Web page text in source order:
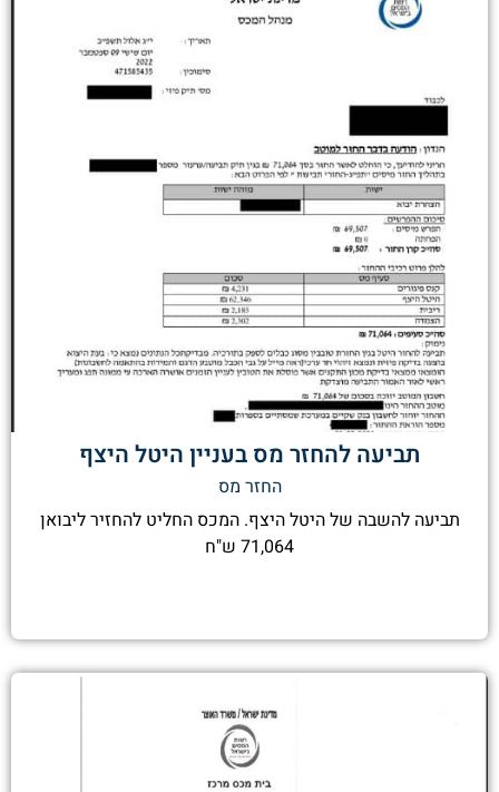
תביעה להחזר מס בעניין היטל היצף
החזר מס
תביעה להשבה של היטל היצף. המכס החליט להחזיר ליבואן
71,064 ש"ח